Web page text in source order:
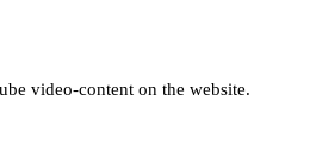
video-content on the website.